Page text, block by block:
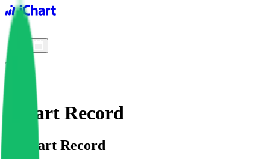
iChart logo
iChart Record
iChart Record